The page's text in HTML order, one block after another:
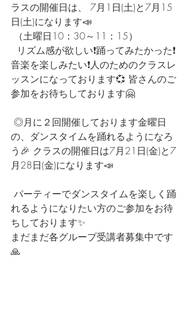
ラスの開催日は、 7月1日(土)と7月15
日(土)になります📣
（土曜日10：30～11：15）
音楽を楽しみたい❗人のためのクラスレ
ッスンになっております💞 皆さんのご
参加をお待ちしております🤗
の、ダンスタイムを踊れるようになろ
う🎉 クラスの開催日は7月21日(金)と7
月28日(金)になります📣
れるようになりたい方のご参加をお待
ちしております✨
まだまだ各グループ受講者募集中です
🙏